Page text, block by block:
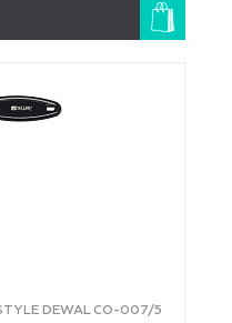
DEWAL CO-007/5